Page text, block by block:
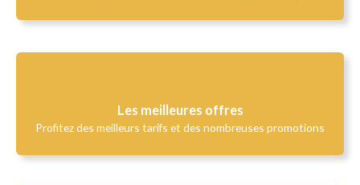
Les meilleures offres
Profitez des meilleurs tarifs et des nombreuses promotions